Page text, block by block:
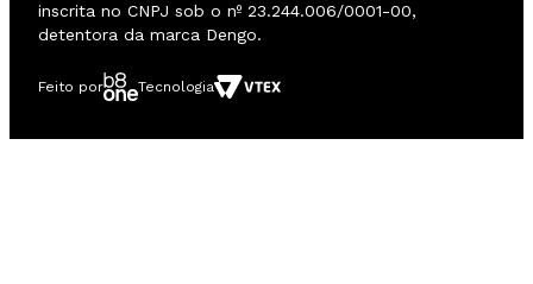
inscrita no CNPJ sob o nº 23.244.006/0001-00,
detentora da marca Dengo.
Feito por Tecnologia